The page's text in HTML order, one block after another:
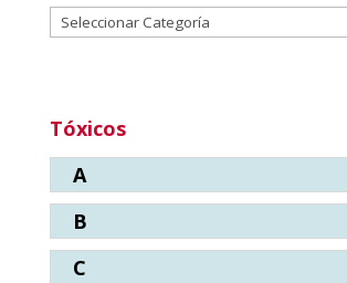
Categorías
Tóxicos
A
B
C